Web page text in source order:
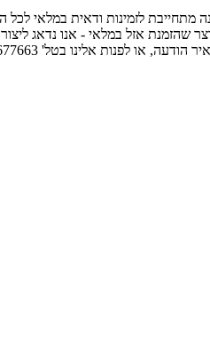
מתחייבת לזמינות ודאית במלאי
שהזמנת אזל במלאי - אנו נדאג
אלינו בטל' 08-8677663 או 08-8677697 כדאי לוודא זמינות ודאית במלאי לפני הגעה פיזית.